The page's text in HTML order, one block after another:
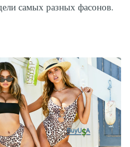
самых разных фасонов.